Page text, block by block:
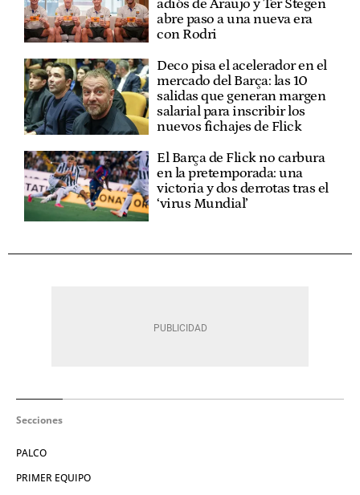
adiós de Araujo y Ter Stegen
abre paso a una nueva era
con Rodri
Deco pisa el acelerador en el
mercado del Barça: las 10
salidas que generan margen
salarial para inscribir los
nuevos fichajes de Flick
El Barça de Flick no carbura
en la pretemporada: una
victoria y dos derrotas tras el
‘virus Mundial’
Secciones
PALCO
PRIMER EQUIPO